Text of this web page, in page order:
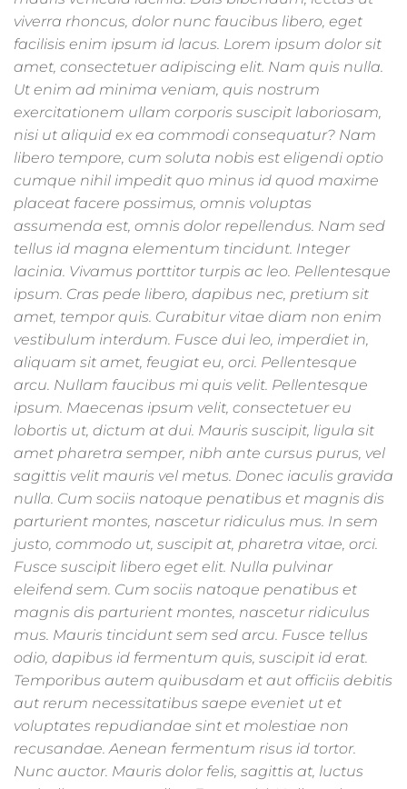
viverra rhoncus, dolor nunc faucibus libero, eget
facilisis enim ipsum id lacus. Lorem ipsum dolor sit
amet, consectetuer adipiscing elit. Nam quis nulla.
Ut enim ad minima veniam, quis nostrum
exercitationem ullam corporis suscipit laboriosam,
nisi ut aliquid ex ea commodi consequatur? Nam
libero tempore, cum soluta nobis est eligendi optio
cumque nihil impedit quo minus id quod maxime
placeat facere possimus, omnis voluptas
assumenda est, omnis dolor repellendus. Nam sed
tellus id magna elementum tincidunt. Integer
lacinia. Vivamus porttitor turpis ac leo. Pellentesque
ipsum. Cras pede libero, dapibus nec, pretium sit
amet, tempor quis. Curabitur vitae diam non enim
vestibulum interdum. Fusce dui leo, imperdiet in,
aliquam sit amet, feugiat eu, orci. Pellentesque
arcu. Nullam faucibus mi quis velit. Pellentesque
ipsum. Maecenas ipsum velit, consectetuer eu
lobortis ut, dictum at dui. Mauris suscipit, ligula sit
amet pharetra semper, nibh ante cursus purus, vel
sagittis velit mauris vel metus. Donec iaculis gravida
nulla. Cum sociis natoque penatibus et magnis dis
parturient montes, nascetur ridiculus mus. In sem
justo, commodo ut, suscipit at, pharetra vitae, orci.
Fusce suscipit libero eget elit. Nulla pulvinar
eleifend sem. Cum sociis natoque penatibus et
magnis dis parturient montes, nascetur ridiculus
mus. Mauris tincidunt sem sed arcu. Fusce tellus
odio, dapibus id fermentum quis, suscipit id erat.
Temporibus autem quibusdam et aut officiis debitis
aut rerum necessitatibus saepe eveniet ut et
voluptates repudiandae sint et molestiae non
recusandae. Aenean fermentum risus id tortor.
Nunc auctor. Mauris dolor felis, sagittis at, luctus